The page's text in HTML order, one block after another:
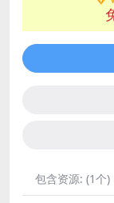
包含资源: (1个)